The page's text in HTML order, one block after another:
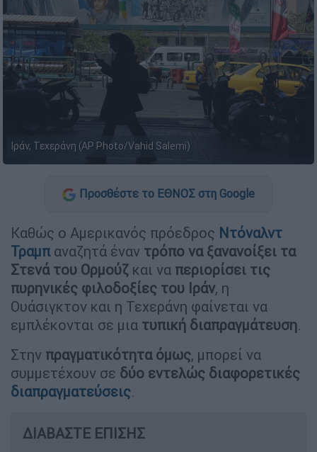
Ιράν, Τεχεράνη (AP Photo/Vahid Salemi)
Προσθέστε το ΕΘΝΟΣ στη Google
Καθώς ο Αμερικανός πρόεδρος Ντόναλντ
Τραμπαναζητά έναν τρόπο να ξανανοίξει τα
Στενά του Ορμούζ και να περιορίσει τις
πυρηνικές φιλοδοξίες του Ιράν, η
Ουάσιγκτον και η Τεχεράνη φαίνεται να
εμπλέκονται σε μια τυπική διαπραγμάτευση.
Στην πραγματικότητα όμως, μπορεί να
συμμετέχουν σε δύο εντελώς διαφορετικές
διαπραγματεύσεις.
ΔΙΑΒΑΣΤΕ ΕΠΙΣΗΣ